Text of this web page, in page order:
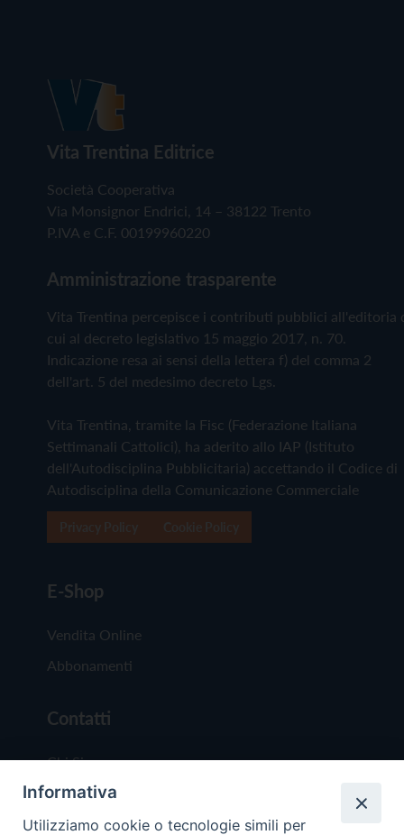
Vita Trentina Editrice
Società Cooperativa
Via Monsignor Endrici, 14 – 38122 Trento
P.IVA e C.F. 00199960220
Amministrazione trasparente
Vita Trentina percepisce i contributi pubblici all'editoria
cui al decreto legislativo 15 maggio 2017, n. 70.
Indicazione resa ai sensi della lettera f) del comma 2
dell'art. 5 del medesimo decreto Lgs.
Vita Trentina, tramite la Fisc (Federazione Italiana
Settimanali Cattolici), ha aderito allo IAP (Istituto
dell'Autodisciplina Pubblicitaria) accettando il Codice di
Autodisciplina della Comunicazione Commerciale
E-Shop
Vendita Online
Abbonamenti
Contatti
Chi Siamo
Redazione
Scrivici
Informativa
Utilizziamo cookie o tecnologie simili per